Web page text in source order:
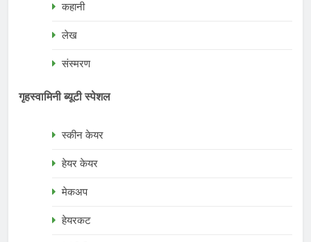
कहानी
लेख
संस्मरण
गृहस्वामिनी ब्यूटी स्पेशल
स्कीन केयर
हेयर केयर
मेकअप
हेयरकट